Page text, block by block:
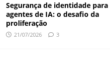
Segurança de identidade para
agentes de IA: o desafio da
proliferação
21/07/2026 3